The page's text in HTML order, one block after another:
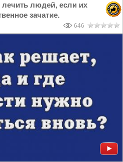
людей, если их
зачатие.
646